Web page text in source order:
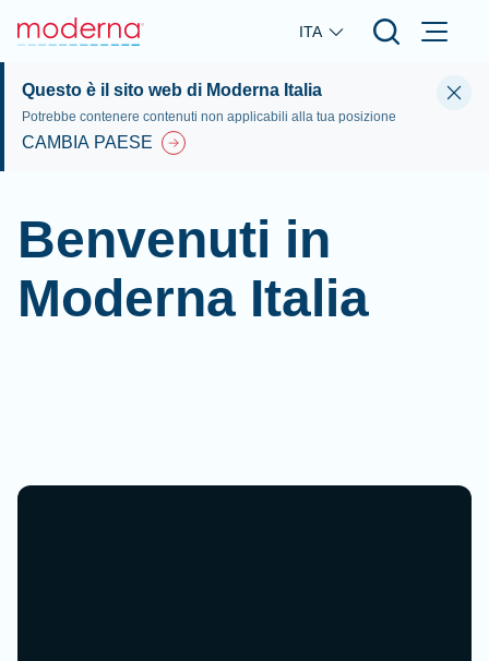
Skip to main content
ITA
Questo è il sito web di Moderna Italia
Potrebbe contenere contenuti non applicabili alla tua posizione
CAMBIA PAESE
Benvenuti in
Moderna Italia